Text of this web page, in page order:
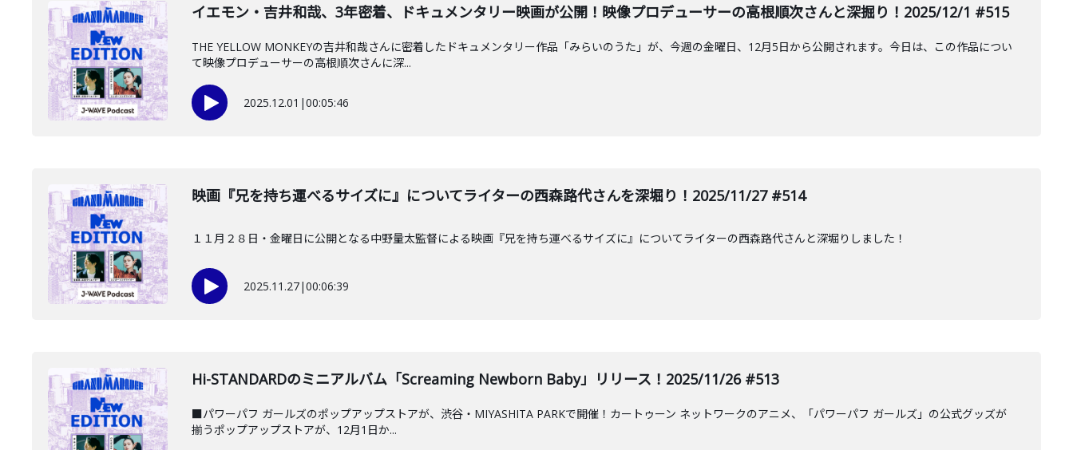
イエモン・吉井和哉、3年密着、ドキュメンタリー映画が公開！映像プロデューサーの高根順次さんと深掘り！2025/12/1 #515
THE YELLOW MONKEYの吉井和哉さんに密着したドキュメンタリー作品「みらいのうた」が、今週の金曜日、12月5日から公開されます。今日は、この作品につい
て映像プロデューサーの高根順次さんに深...
2025.12.01 |00:05:46
映画『兄を持ち運べるサイズに』についてライターの西森路代さんを深堀り！2025/11/27 #514
１１月２８日・金曜日に公開となる中野量太監督による映画『兄を持ち運べるサイズに』についてライターの西森路代さんと深堀りしました！
2025.11.27|00:06:39
Hi-STANDARDのミニアルバム「Screaming Newborn Baby」リリース！2025/11/26 #513
■パワーパフ ガールズのポップアップストアが、渋谷・MIYASHITA PARKで開催！カートゥーン ネットワークのアニメ、「パワーパフ ガールズ」の公式グッズが
揃うポップアップストアが、12月1日か...